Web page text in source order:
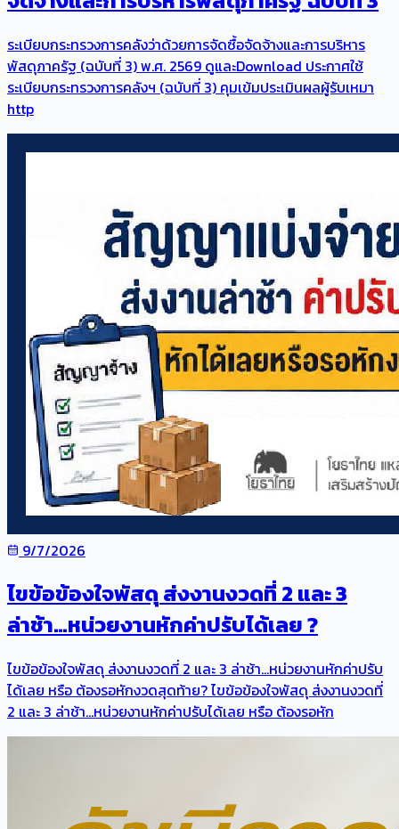
ระเบียบกระทรวงการคลังว่าด้วยการจัดซื้อจัดจ้างและการบริหาร
พัสดุภาครัฐ (ฉบับที่ 3) พ.ศ. 2569 ดูและDownload ประกาศใช้
ระเบียบกระทรวงการคลังฯ (ฉบับที่ 3) คุมเข้มประเมินผลผู้รับเหมา
http
9/7/2026
ไขข้อข้องใจพัสดุ ส่งงานงวดที่ 2 และ 3
ล่าช้า…หน่วยงานหักค่าปรับได้เลย ?
ไขข้อข้องใจพัสดุ ส่งงานงวดที่ 2 และ 3 ล่าช้า…หน่วยงานหักค่าปรับ
ได้เลย หรือ ต้องรอหักงวดสุดท้าย? ไขข้อข้องใจพัสดุ ส่งงานงวดที่
2 และ 3 ล่าช้า…หน่วยงานหักค่าปรับได้เลย หรือ ต้องรอหัก